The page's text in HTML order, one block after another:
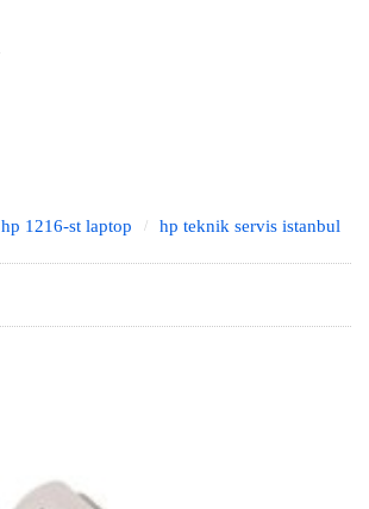
hp 1216-st laptop hp teknik servis istanbul